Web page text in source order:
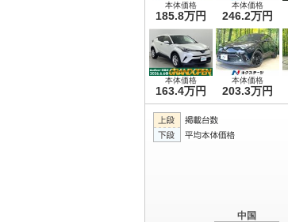
本体価格
185.8万円
本体価格
246.2万円
本体価格
163.4万円
本体価格
203.3万円
中国